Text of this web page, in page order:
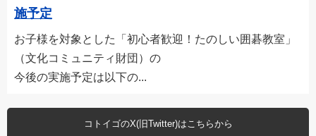
施予定
お子様を対象とした「初心者歓迎！たのしい囲碁教室」
（文化コミュニティ財団）の
今後の実施予定は以下の...
コトイゴのX(旧Twitter)はこちらから